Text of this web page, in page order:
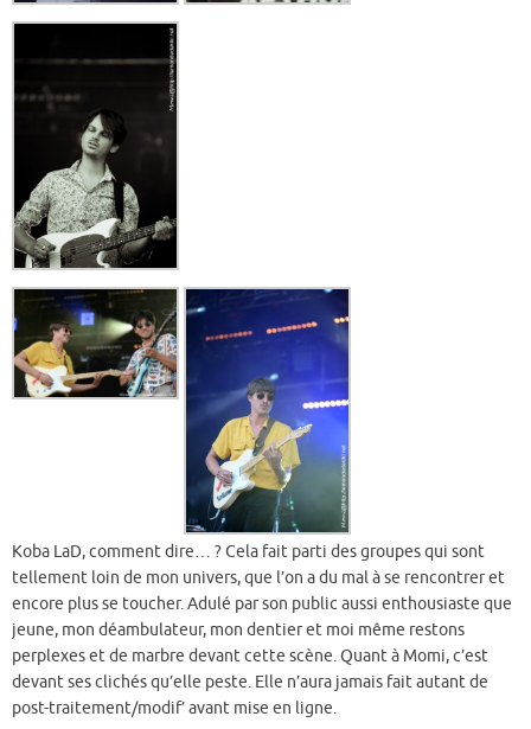
Koba LaD, comment dire… ? Cela fait parti des groupes qui sont
tellement loin de mon univers, que l’on a du mal à se rencontrer et
encore plus se toucher. Adulé par son public aussi enthousiaste que
jeune, mon déambulateur, mon dentier et moi même restons
perplexes et de marbre devant cette scène. Quant à Momi, c’est
devant ses clichés qu’elle peste. Elle n’aura jamais fait autant de
post-traitement/modif’ avant mise en ligne.